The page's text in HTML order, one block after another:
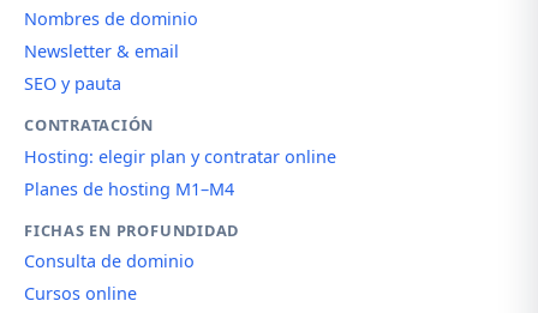
Nombres de dominio
Newsletter & email
SEO y pauta
CONTRATACIÓN
Hosting: elegir plan y contratar online
Planes de hosting M1–M4
FICHAS EN PROFUNDIDAD
Consulta de dominio
Cursos online